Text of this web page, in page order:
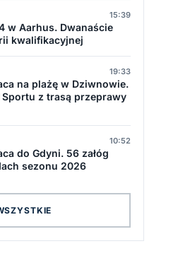
15:39
w Aarhus. Dwanaście
kwalifikacyjnej
19:33
na plażę w Dziwnowie.
z trasą przeprawy
10:52
do Gdyni. 56 załóg
sezonu 2026